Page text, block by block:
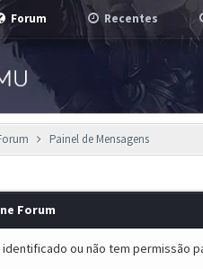
Forum Recentes
Painel de Mensagens
Forum
ou não tem permissão